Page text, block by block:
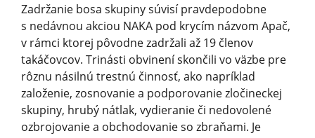
Zadržanie bosa skupiny súvisí pravdepodobne
s nedávnou akciou NAKA pod krycím názvom Apač,
v rámci ktorej pôvodne zadržali až 19 členov
takáčovcov. Trinásti obvinení skončili vo väzbe pre
rôznu násilnú trestnú činnosť, ako napríklad
založenie, zosnovanie a podporovanie zločineckej
skupiny, hrubý nátlak, vydieranie či nedovolené
ozbrojovanie a obchodovanie so zbraňami. Je